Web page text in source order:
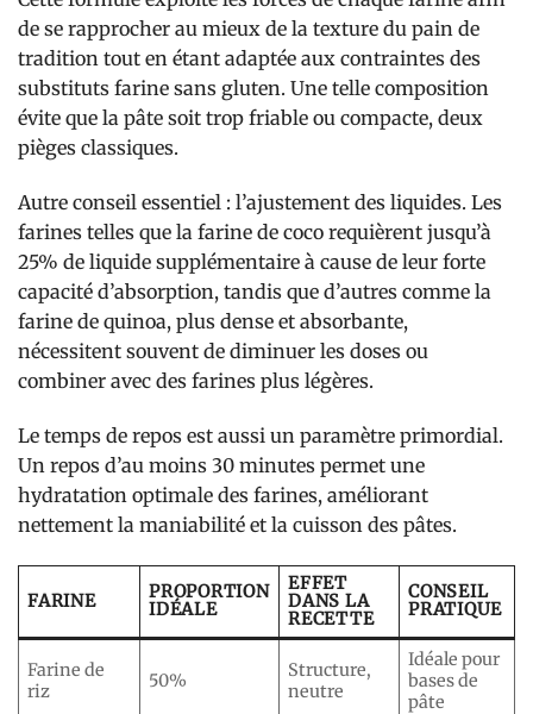
de se rapprocher au mieux de la texture du pain de
tradition tout en étant adaptée aux contraintes des
substituts farine sans gluten. Une telle composition
évite que la pâte soit trop friable ou compacte, deux
pièges classiques.
Autre conseil essentiel : l’ajustement des liquides. Les
farines telles que la farine de coco requièrent jusqu’à
25% de liquide supplémentaire à cause de leur forte
capacité d’absorption, tandis que d’autres comme la
farine de quinoa, plus dense et absorbante,
nécessitent souvent de diminuer les doses ou
combiner avec des farines plus légères.
Le temps de repos est aussi un paramètre primordial.
Un repos d’au moins 30 minutes permet une
hydratation optimale des farines, améliorant
nettement la maniabilité et la cuisson des pâtes.
FARINE
PROPORTION
IDÉALE
EFFET
DANS LA
RECETTE
CONSEIL
PRATIQUE
Farine de
riz
50%
Structure,
neutre
Idéale pour
bases de
pâte